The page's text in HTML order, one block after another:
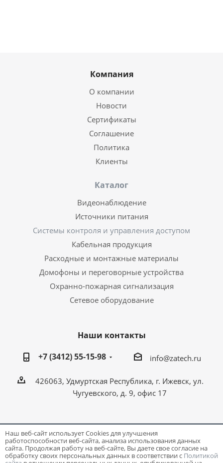
Компания
О компании
Новости
Сертификаты
Соглашение
Политика
Клиенты
Каталог
Видеонаблюдение
Источники питания
Системы контроля и управления доступом
Кабельная продукция
Расходные и монтажные материалы
Домофоны и переговорные устройства
Охранно-пожарная сигнализация
Сетевое оборудование
Наши контакты
+7 (3412) 55-15-98
info@zatech.ru
426063, Удмуртская Республика, г. Ижевск, ул.
Чугуевского, д. 9, офис 17
Разработка и поддержка сайта -Victory
Наш веб-сайт использует Cookies для улучшения
работоспособности веб-сайта, анализа использования данных
сайта. Продолжая работу на веб-сайте, Вы даете свое согласие на
обработку своих персональных данных в соответствии с Политикой